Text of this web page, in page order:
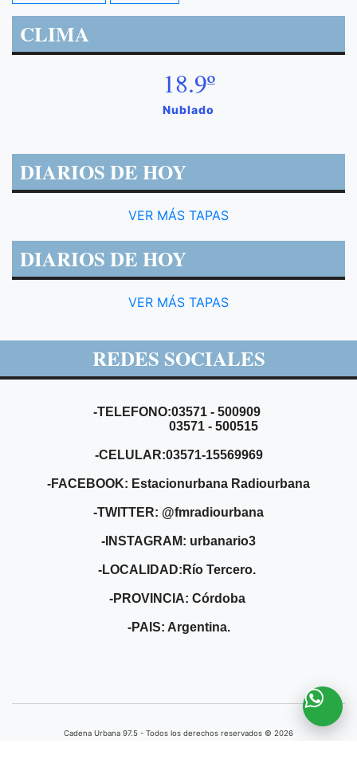
NUESTROS OYENTES
Ver mas
18.9º